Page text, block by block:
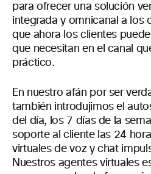
para ofrecer una solución
integrada y omnicanal a los
que ahora los clientes
que necesitan en el canal
práctico.
En nuestro afán por ser
también introdujimos el
del día, los 7 días de la
soporte al cliente las 24
virtuales de voz y chat
Nuestros agentes virtuales